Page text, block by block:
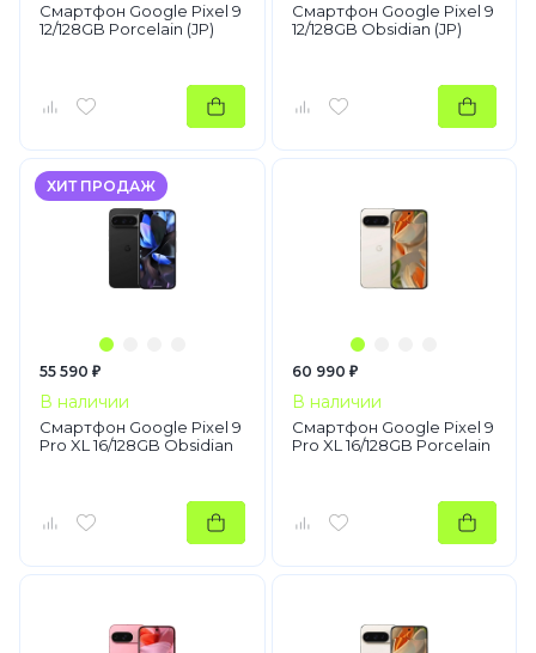
Смартфон Google Pixel 9
12/128GB Porcelain (JP)
Смартфон Google Pixel 9
12/128GB Obsidian (JP)
ХИТ ПРОДАЖ
55 590 ₽
В наличии
Смартфон Google Pixel 9
Pro XL 16/128GB Obsidian
60 990 ₽
В наличии
Смартфон Google Pixel 9
Pro XL 16/128GB Porcelain